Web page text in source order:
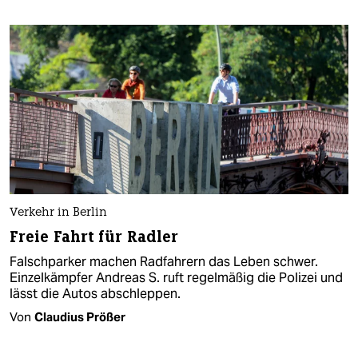
Verkehr in Berlin
Freie Fahrt für Radler
Falschparker machen Radfahrern das Leben schwer.
Einzelkämpfer Andreas S. ruft regelmäßig die Polizei und
lässt die Autos abschleppen.
Von Claudius Prößer